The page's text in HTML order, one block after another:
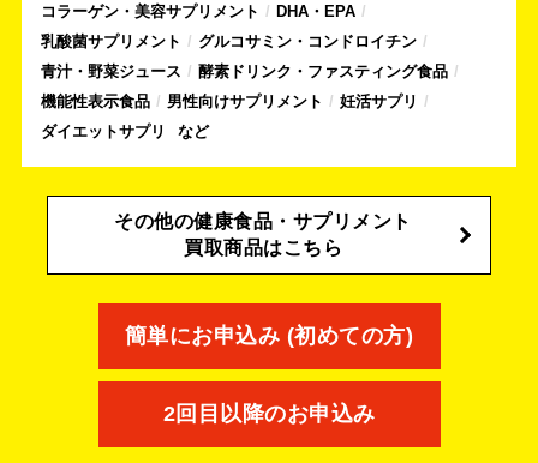
コラーゲン・美容サプリメント
DHA・EPA
乳酸菌サプリメント
グルコサミン・コンドロイチン
青汁・野菜ジュース
酵素ドリンク・ファスティング食品
機能性表示食品
男性向けサプリメント
妊活サプリ
ダイエットサプリ
その他の健康食品・サプリメント
買取商品はこちら
簡単にお申込み (初めての方)
2回目以降のお申込み